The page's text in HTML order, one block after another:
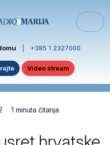
+385 1 2327000
Video stream
1 minuta čitanja